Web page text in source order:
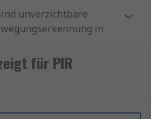
unverzichtbare
in
Sie arbeiten
und sind in
Bei RS finden
unterschiedlichen
für PIR